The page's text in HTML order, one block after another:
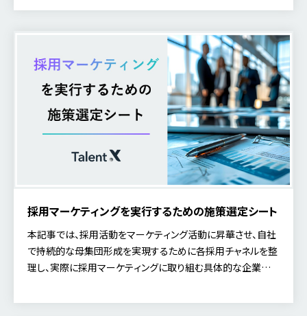
会うことが難しくなってきているのが現実です。そこで注目され
は、「なぜ今採用マーケティングが必要なのか」の背景を詳しく
説明し、さらには「これからの採用」についても取り上げます。
採用マーケティングを実行するための施策選定シート
本記事では、採用活動をマーケティング活動に昇華させ、自社
で持続的な母集団形成を実現するために各採用チャネルを整
理し、実際に採用マーケティングに取り組む具体的な企業事
にご活用ください。